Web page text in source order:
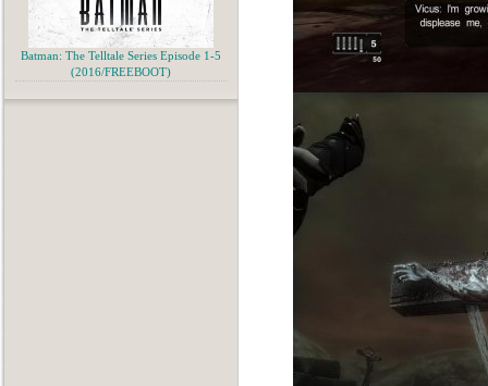
Batman: The Telltale Series Episode 1-5
(2016/FREEBOOT)